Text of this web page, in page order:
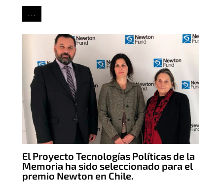
. . .
El Proyecto Tecnologías Políticas de la
Memoria ha sido seleccionado para el
premio Newton en Chile.